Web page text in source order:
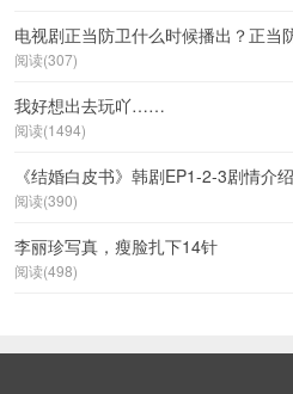
电视剧正当防卫什么时候播出？正当
阅读(307)
我好想出去玩吖……
阅读(1494)
《结婚白皮书》韩剧EP1-2-3剧情介
阅读(390)
李丽珍写真，瘦脸扎下14针
阅读(498)